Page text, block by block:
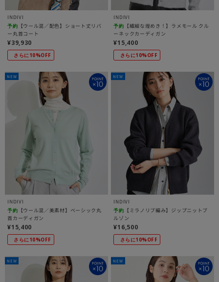
INDIVI
予約 【ウール混／配色】ショート丈リバ
ー丸首コート
¥39,930
さらに10%OFF
INDIVI
予約 【繊細な煌めき！】ラメモール クル
ーネックカーディガン
¥15,400
さらに10%OFF
NEW
INDIVI
予約 【ウール混／美素材】ベーシック丸
首カーディガン
¥15,400
さらに10%OFF
NEW
INDIVI
予約 【ミラノリブ編み】ジップニットブ
ルゾン
¥16,500
さらに10%OFF
NEW NEW